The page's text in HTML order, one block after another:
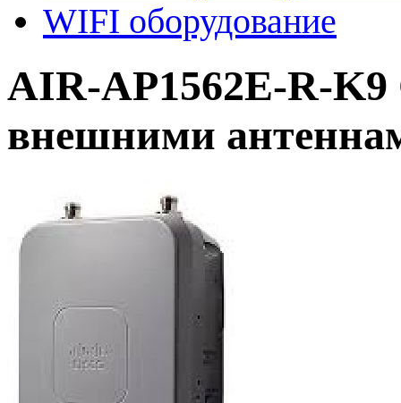
WIFI оборудование
AIR-AP1562E-R-K9
внешними